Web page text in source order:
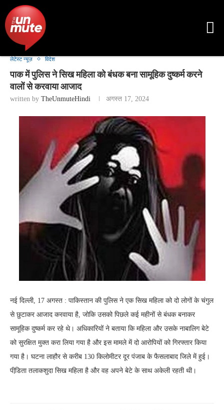
लेटेस्ट न्यूज़ विदेश
पाक में पुलिस ने सिख महिला को बंधक बना सामूहिक दुष्कर्म करने
वालों से करवाया आजाद
written by TheUnmuteHindi अगस्त 17, 2024
नई दिल्ली, 17 अगस्त : पाकिस्तान की पुलिस ने एक सिख महिला को दो लोगों के चंगुल
से छुटाकर आजाद करवाया है, जोकि उसको पिछले कई महीनों से बंधक बनाकर
सामूहिक दुष्कर्म कर रहे थे। अधिकारियों ने बताया कि महिला और उसके नाबालिग बेटे
को सुरक्षित मुक्त करा लिया गया है और इस मामले में दो आरोपियों को गिरफ्तार किया
गया है। घटना लाहौर से करीब 130 किलोमीटर दूर पंजाब के फैसलाबाद जिले में हुई।
पीडि़ता तलाकशुदा सिख महिला है और वह अपने बेटे के साथ अकेली रहती थी।